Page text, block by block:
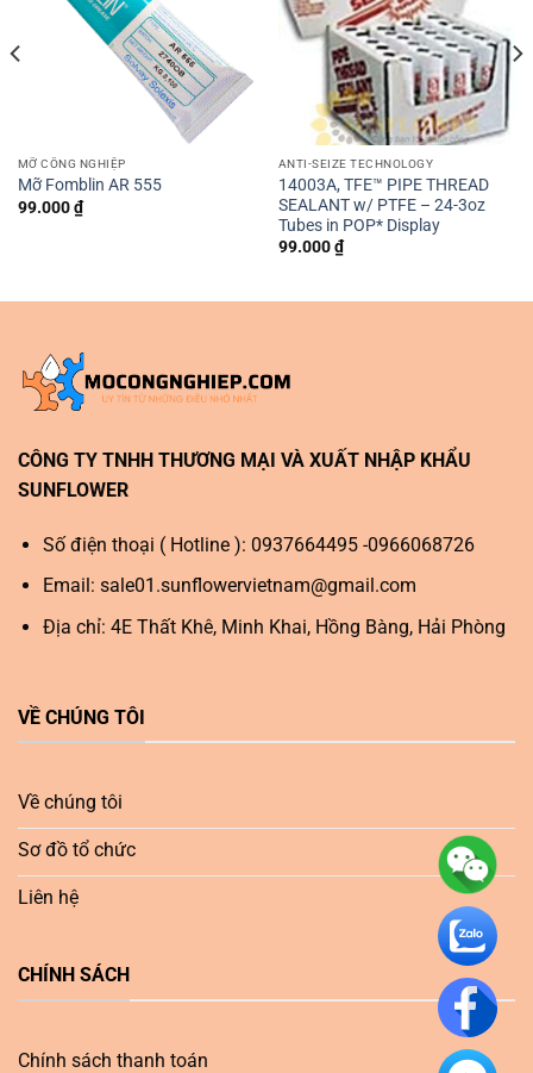
MỠ CÔNG NGHIỆP
Mỡ Fomblin AR 555
99.000₫
ANTI-SEIZE TECHNOLOGY
14003A, TFE™ PIPE THREAD
SEALANT w/ PTFE – 24-3oz
Tubes in POP* Display
99.000₫
CÔNG TY TNHH THƯƠNG MẠI VÀ XUẤT NHẬP KHẨU
SUNFLOWER
Số điện thoại ( Hotline ): 0937664495 -0966068726
Email: sale01.sunflowervietnam@gmail.com
Địa chỉ: 4E Thất Khê, Minh Khai, Hồng Bàng, Hải Phòng
VỀ CHÚNG TÔI
Về chúng tôi
Sơ đồ tổ chức
Liên hệ
CHÍNH SÁCH
Chính sách thanh toán